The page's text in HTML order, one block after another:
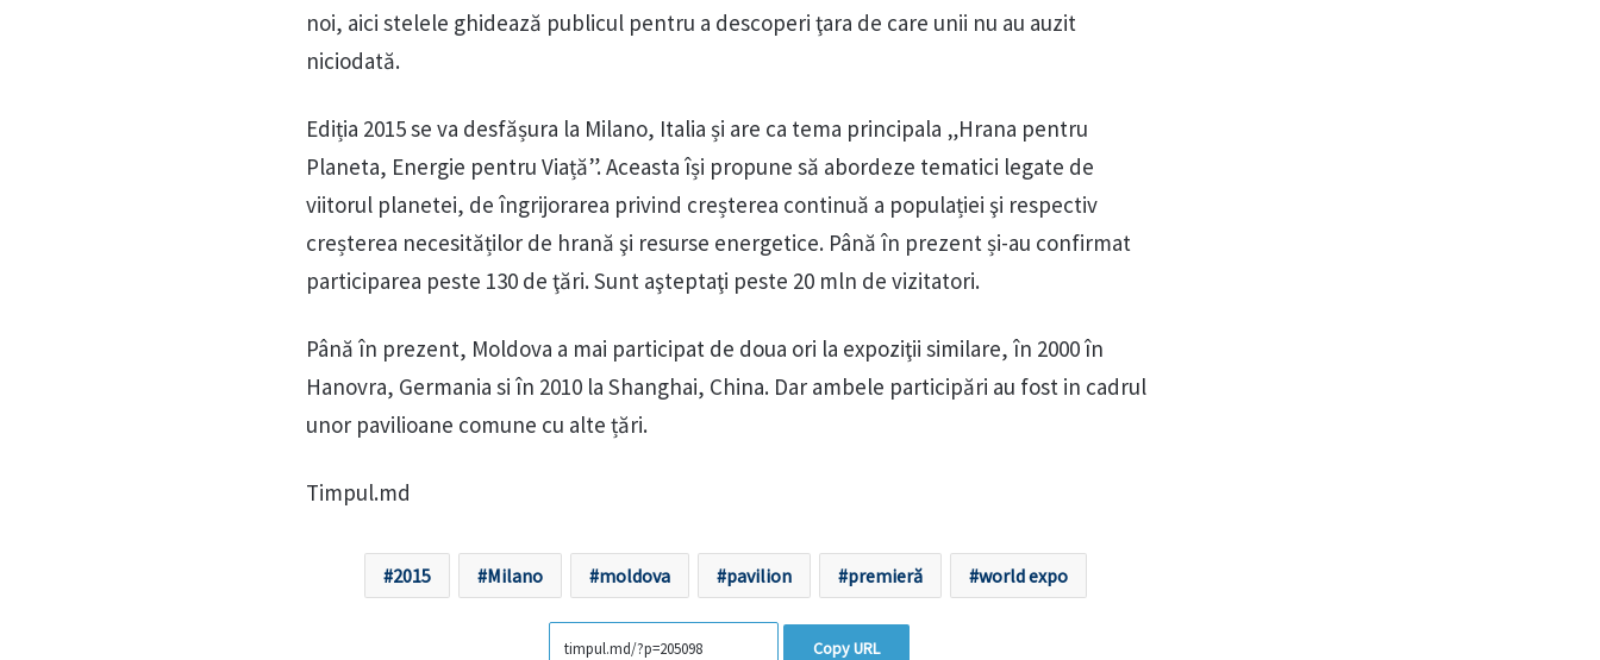
noi, aici stelele ghidează publicul pentru a descoperi ţara de care unii nu au auzit
niciodată.
Ediția 2015 se va desfășura la Milano, Italia și are ca tema principala „Hrana pentru
Planeta, Energie pentru Viață”. Aceasta își propune să abordeze tematici legate de
viitorul planetei, de îngrijorarea privind creșterea continuă a populației şi respectiv
creșterea necesităților de hrană şi resurse energetice. Până în prezent și-au confirmat
participarea peste 130 de ţări. Sunt aşteptaţi peste 20 mln de vizitatori.
Până în prezent, Moldova a mai participat de doua ori la expoziţii similare, în 2000 în
Hanovra, Germania si în 2010 la Shanghai, China. Dar ambele participări au fost in cadrul
unor pavilioane comune cu alte țări.
Timpul.md
2015 Milano moldova pavilion premieră world expo
Copy URL